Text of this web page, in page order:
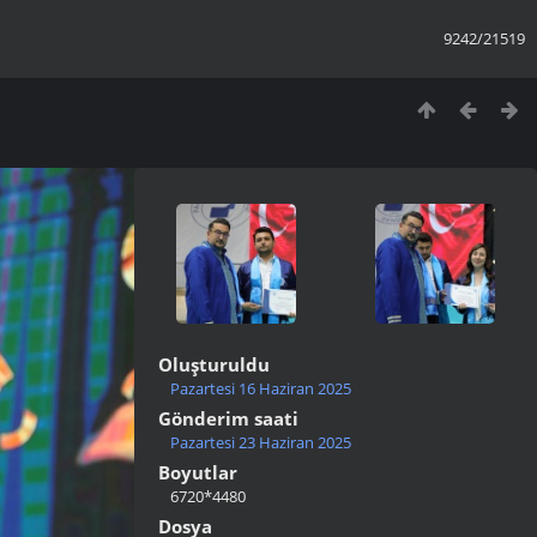
9242/21519
Oluşturuldu
Pazartesi 16 Haziran 2025
Gönderim saati
Pazartesi 23 Haziran 2025
Boyutlar
6720*4480
Dosya